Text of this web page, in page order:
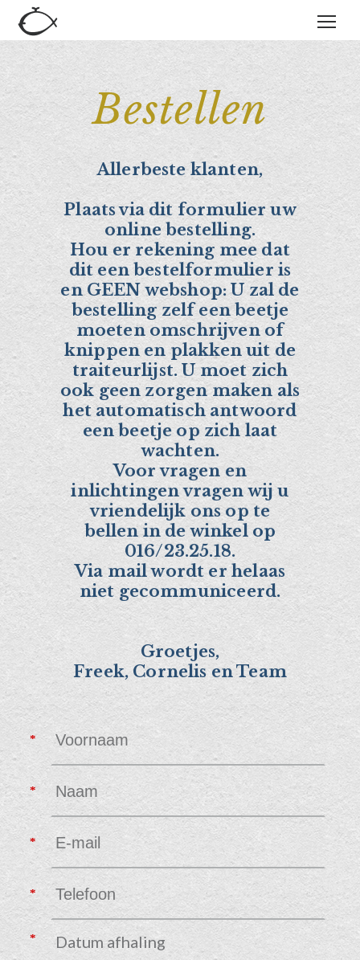
Bestellen
Allerbeste klanten,
Plaats via dit formulier uw
online bestelling.
Hou er rekening mee dat
dit een bestelformulier is
en GEEN webshop: U zal de
bestelling zelf een beetje
moeten omschrijven of
knippen en plakken uit de
traiteurlijst. U moet zich
ook geen zorgen maken als
het automatisch antwoord
een beetje op zich laat
wachten.
Voor vragen en
inlichtingen vragen wij u
vriendelijk ons op te
bellen in de winkel op
016/23.25.18.
Via mail wordt er helaas
niet gecommuniceerd.
Groetjes,
Freek, Cornelis en Team
Datum afhaling